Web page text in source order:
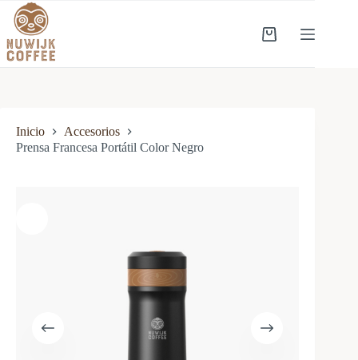
Inicio
Accesorios
Prensa Francesa Portátil Color Negro